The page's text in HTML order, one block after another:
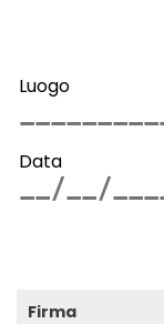
Luogo
Data
Firma